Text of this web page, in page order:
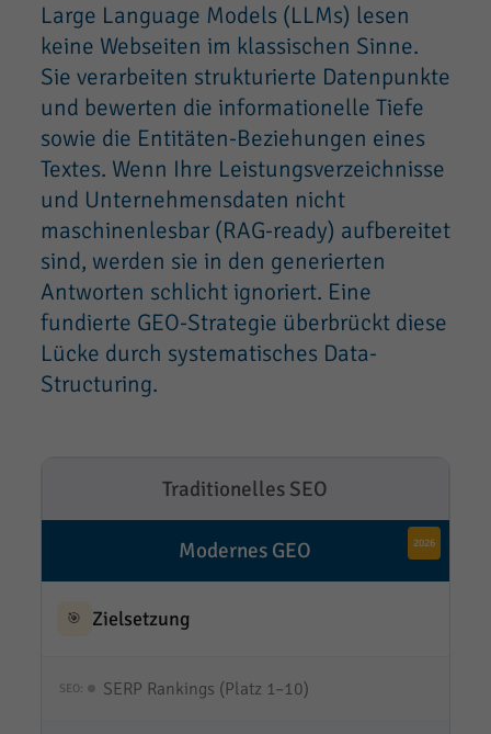
Large Language Models (LLMs) lesen
keine Webseiten im klassischen Sinne.
Sie verarbeiten strukturierte Datenpunkte
und bewerten die informationelle Tiefe
sowie die Entitäten-Beziehungen eines
Textes. Wenn Ihre Leistungsverzeichnisse
und Unternehmensdaten nicht
maschinenlesbar (RAG-ready) aufbereitet
sind, werden sie in den generierten
Antworten schlicht ignoriert. Eine
fundierte GEO-Strategie überbrückt diese
Lücke durch systematisches Data-
Structuring.
Traditionelles SEO
Modernes GEO
🎯 Zielsetzung
SERP Rankings (Platz 1–10)